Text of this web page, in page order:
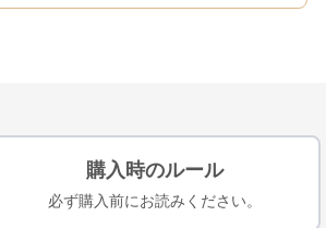
購入時のルール
必ず購入前にお読みください。